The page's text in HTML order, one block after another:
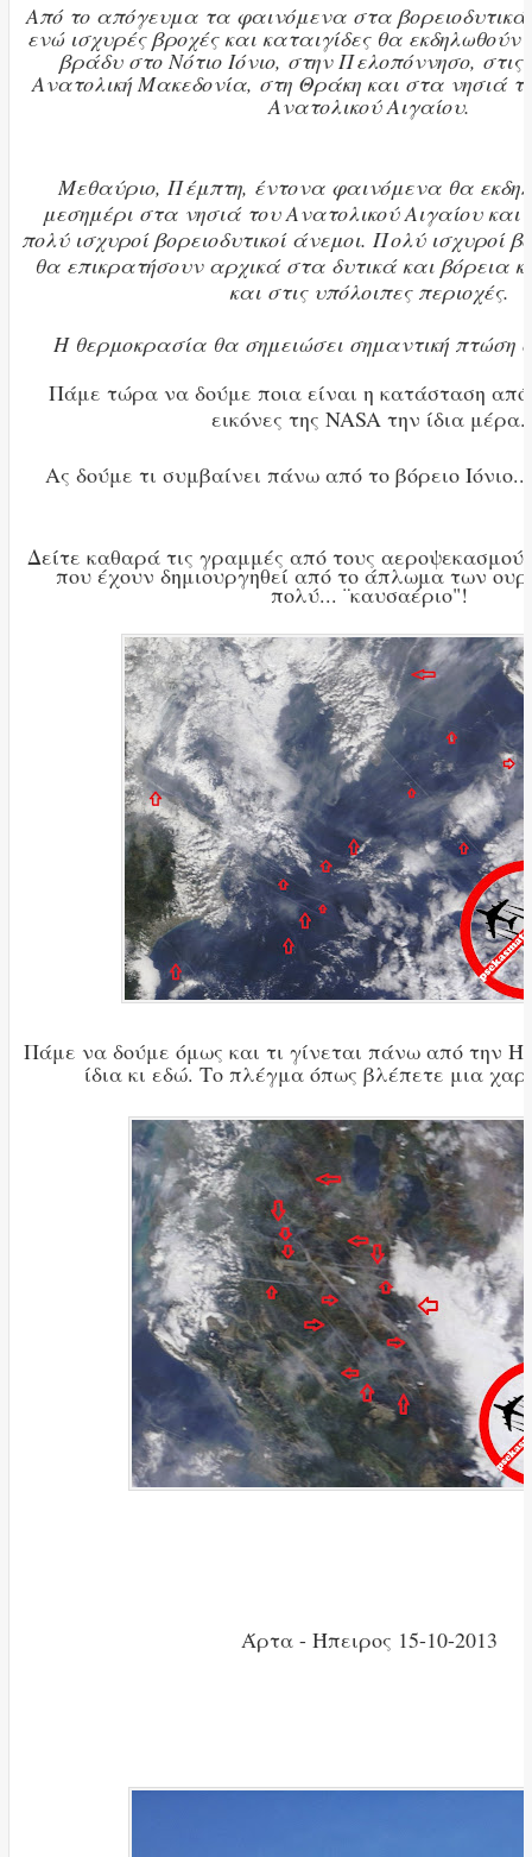
Από το απόγευμα τα φαινόμενα στα
ενώ ισχυρές βροχές και καταιγίδες θα
βράδυ στο Νότιο Ιόνιο, στην Πελοπόννησο,
Ανατολική Μακεδονία, στη Θράκη και στα νησιά
Ανατολικού Αιγαίου.
Μεθαύριο, Πέμπτη, έντονα φαινόμενα θα
μεσημέρι στα νησιά του Ανατολικού Αιγαίου
πολύ ισχυροί βορειοδυτικοί άνεμοι. Πολύ ισχυροί
θα επικρατήσουν αρχικά στα δυτικά και βόρεια
και στις υπόλοιπες περιοχές.
Η θερμοκρασία θα σημειώσει σημαντική πτώση
Πάμε τώρα να δούμε ποια είναι η κατάσταση από
εικόνες της NASA την ίδια μέρα.
Ας δούμε τι συμβαίνει πάνω από το βόρειο
Δείτε καθαρά τις γραμμές από τους
που έχουν δημιουργηθεί από το άπλωμα των
πολύ... ¨καυσαέριο"!
Πάμε να δούμε όμως και τι γίνεται πάνω από την
ίδια κι εδώ. Το πλέγμα όπως βλέπετε μια
Άρτα - Ήπειρος 15-10-2013